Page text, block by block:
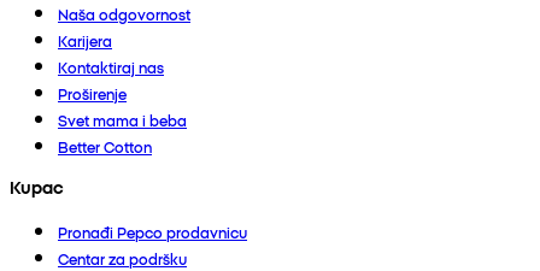
Naša odgovornost
Karijera
Kontaktiraj nas
Proširenje
Svet mama i beba
Better Cotton
Kupac
Pronađi Pepco prodavnicu
Centar za podršku